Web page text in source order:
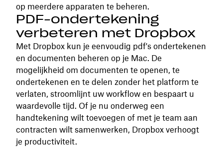
op meerdere apparaten te beheren.
PDF-ondertekening
verbeteren met Dropbox
Met Dropbox kun je eenvoudig pdf's ondertekenen
en documenten beheren op je Mac. De
mogelijkheid om documenten te openen, te
ondertekenen en te delen zonder het platform te
verlaten, stroomlijnt uw workflow en bespaart u
waardevolle tijd. Of je nu onderweg een
handtekening wilt toevoegen of met je team aan
contracten wilt samenwerken, Dropbox verhoogt
je productiviteit.